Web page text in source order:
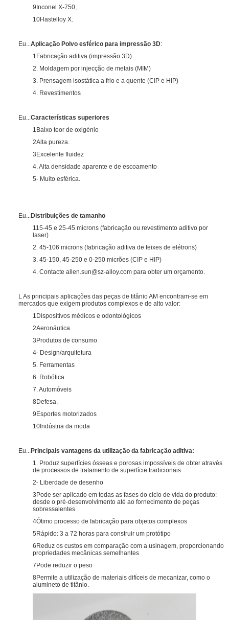
9Inconel X-750,
10Hastelloy X.
Eu...Aplicação Polvo esférico para impressão 3D:
1Fabricação aditiva (impressão 3D)
2. Moldagem por injecção de metais (MIM)
3. Prensagem isostática a frio e a quente (CIP e HIP)
4. Revestimentos
Eu...Características superiores
1Baixo teor de oxigénio
2Alta pureza.
3Excelente fluidez
4. Alta densidade aparente e de escoamento
5- Muito esférica.
Eu...Distribuições de tamanho
115-45 e 25-45 microns (fabricação ou revestimento aditivo por
laser)
2. 45-106 microns (fabricação aditiva de feixes de elétrons)
3. 45-150, 45-250 e 0-250 micrões (CIP e HIP)
4. Contacte allen.sun@sz-alloy.com para obter um orçamento.
L As principais aplicações das peças de titânio AM encontram-se em
mercados que exigem produtos complexos e de alto valor:
1Dispositivos médicos e odontológicos
2Aeronáutica
3Produtos de consumo
4- Design/arquitetura
5. Ferramentas
6. Robótica
7. Automóveis
8Defesa.
9Esportes motorizados
10Indústria da moda
Eu...Principais vantagens da utilização da fabricação aditiva:
1. Produz superfícies ósseas e porosas impossíveis de obter através
de processos de tratamento de superfície tradicionais
2- Liberdade de desenho
3Pode ser aplicado em todas as fases do ciclo de vida do produto:
desde o pré-desenvolvimento até ao fornecimento de peças
sobressalentes
4Ótimo processo de fabricação para objetos complexos
5Rápido: 3 a 72 horas para construir um protótipo
6Reduz os custos em comparação com a usinagem, proporcionando
propriedades mecânicas semelhantes
7Pode reduzir o peso
8Permite a utilização de materiais difíceis de mecanizar, como o
alumineto de titânio.